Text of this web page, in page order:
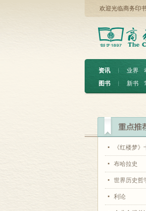
欢迎光临商务印
资讯 ︱ 业界
图书
︱ 新书
《红楼梦》
布哈拉史
世界历史哲
利论